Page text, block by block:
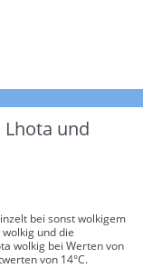
und
bei sonst wolkigem
und die
wolkig bei Werten von
von 14°C.